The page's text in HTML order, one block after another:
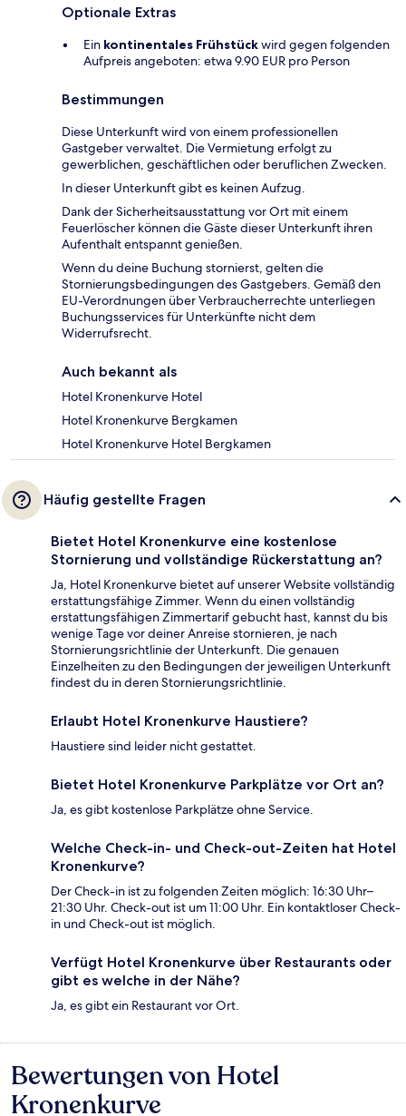
Optionale Extras
Ein kontinentales Frühstückwird gegen folgenden
Aufpreis angeboten: etwa 9.90 EUR pro Person
Bestimmungen
Diese Unterkunft wird von einem professionellen
Gastgeber verwaltet. Die Vermietung erfolgt zu
gewerblichen, geschäftlichen oder beruflichen Zwecken.
In dieser Unterkunft gibt es keinen Aufzug.
Dank der Sicherheitsausstattung vor Ort mit einem
Feuerlöscher können die Gäste dieser Unterkunft ihren
Aufenthalt entspannt genießen.
Wenn du deine Buchung stornierst, gelten die
Stornierungsbedingungen des Gastgebers. Gemäß den
EU-Verordnungen über Verbraucherrechte unterliegen
Buchungsservices für Unterkünfte nicht dem
Widerrufsrecht.
Auch bekannt als
Hotel Kronenkurve Hotel
Hotel Kronenkurve Bergkamen
Hotel Kronenkurve Hotel Bergkamen
Häufig gestellte Fragen
Bietet Hotel Kronenkurve eine kostenlose
Stornierung und vollständige Rückerstattung an?
Ja, Hotel Kronenkurve bietet auf unserer Website vollständig
erstattungsfähige Zimmer. Wenn du einen vollständig
erstattungsfähigen Zimmertarif gebucht hast, kannst du bis
wenige Tage vor deiner Anreise stornieren, je nach
Stornierungsrichtlinie der Unterkunft. Die genauen
Einzelheiten zu den Bedingungen der jeweiligen Unterkunft
findest du in deren Stornierungsrichtlinie.
Erlaubt Hotel Kronenkurve Haustiere?
Haustiere sind leider nicht gestattet.
Bietet Hotel Kronenkurve Parkplätze vor Ort an?
Ja, es gibt kostenlose Parkplätze ohne Service.
Welche Check-in- und Check-out-Zeiten hat Hotel
Kronenkurve?
Der Check-in ist zu folgenden Zeiten möglich: 16:30 Uhr–
21:30 Uhr. Check-out ist um 11:00 Uhr. Ein kontaktloser Check-
in und Check-out ist möglich.
Verfügt Hotel Kronenkurve über Restaurants oder
gibt es welche in der Nähe?
Ja, es gibt ein Restaurant vor Ort.
Bewertungen
Bewertungen von Hotel
Kronenkurve